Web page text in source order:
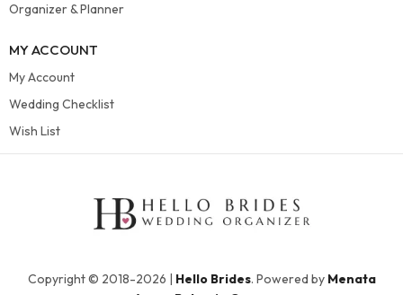
Organizer & Planner
MY ACCOUNT
My Account
Wedding Checklist
Wish List
Copyright © 2018-2026 | Hello Brides. Powered by Menata